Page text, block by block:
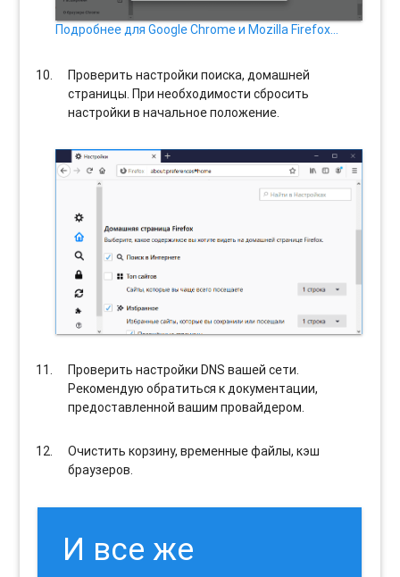
Подробнее для Google Chrome и Mozilla Firefox…
Проверить настройки поиска, домашней
страницы. При необходимости сбросить
настройки в начальное положение.
Проверить настройки DNS вашей сети.
Рекомендую обратиться к документации,
предоставленной вашим провайдером.
Очистить корзину, временные файлы, кэш
браузеров.
И все же